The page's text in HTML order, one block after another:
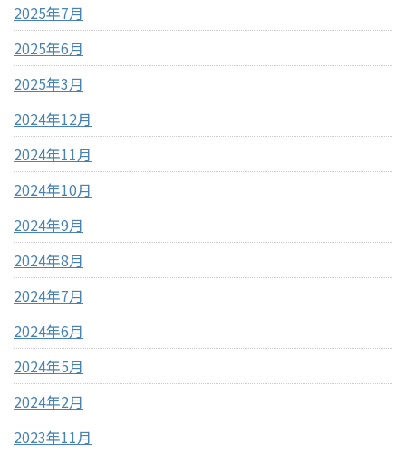
2025年7月
2025年6月
2025年3月
2024年12月
2024年11月
2024年10月
2024年9月
2024年8月
2024年7月
2024年6月
2024年5月
2024年2月
2023年11月